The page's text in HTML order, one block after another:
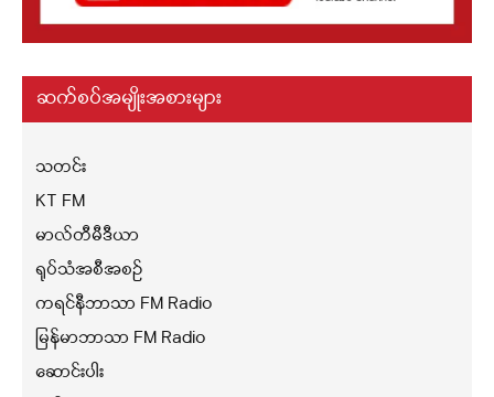
ဆက်စပ်အမျိုးအစားများ
သတင်း
KT FM
မာလ်တီမီဒီယာ
ရုပ်သံအစီအစဉ်
ကရင်နီဘာသာ FM Radio
မြန်မာဘာသာ FM Radio
ဆောင်းပါး